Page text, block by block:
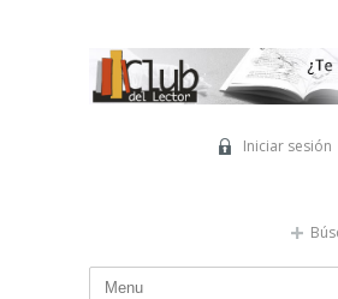
Iniciar sesión